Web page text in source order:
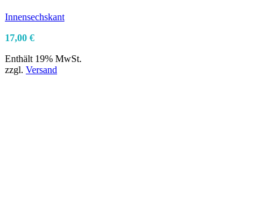
Innensechskant
17,00 €
Enthält 19% MwSt.
zzgl. Versand